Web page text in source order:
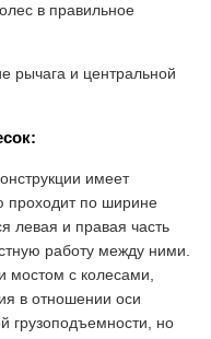
в правильное
рычага и центральной
имеет
проходит по ширине
левая и правая часть
работу между ними.
мостом с колесами,
в отношении оси
грузоподъемности, но